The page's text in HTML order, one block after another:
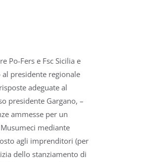
Po-Fers e Fsc Sicilia e
al presidente regionale
adeguate al
presidente Gargano, –
ammesse per un
mediante
agli imprenditori (per
dello stanziamento di